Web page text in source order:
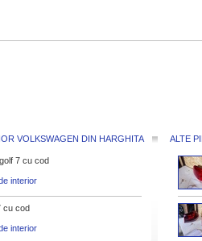
VOLKSWAGEN DIN HARGHITA
7 cu cod
interior
cu cod
interior
ALTE